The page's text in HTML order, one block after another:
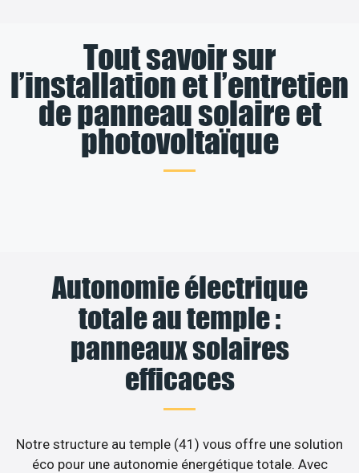
Tout savoir sur
l’installation et l’entretien
de panneau solaire et
photovoltaïque
Autonomie électrique
totale au temple :
panneaux solaires
efficaces
Notre structure au temple (41) vous offre une solution
éco pour une autonomie énergétique totale. Avec